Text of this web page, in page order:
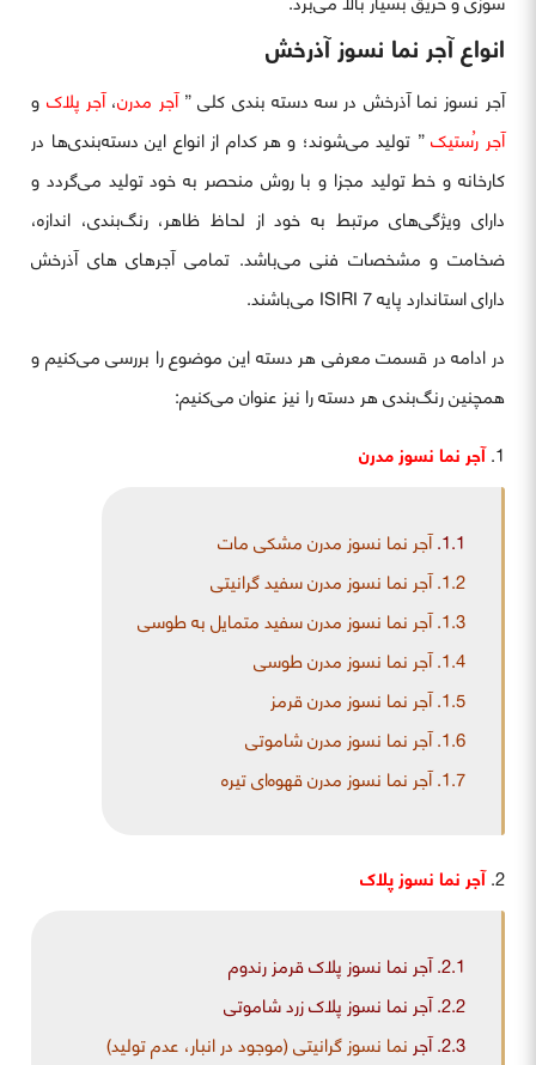
انواع آجر نما نسوز آذرخش
آجر نسوز نما آذرخش در سه دسته بندی کلی ”آجر مدرن،آجر پلاکو
آجر رُستیک” تولید می‌شوند؛ و هر کدام از انواع این دسته‌بندی‌ها در
کارخانه‌ و خط تولید مجزا و با روش منحصر به خود تولید می‌گردد و
دارای ویژگی‌های مرتبط به خود از لحاظ ظاهر، رنگ‌بندی، اندازه،
ضخامت و مشخصات فنی می‌باشد. تمامی آجرهای های آذرخش
دارای استاندارد پایه ISIRI 7 می‌باشند.
در ادامه در قسمت معرفی هر دسته این موضوع را بررسی می‌کنیم و
همچنین رنگ‌بندی هر دسته را نیز عنوان می‌کنیم:
آجر نما نسوز مدرن
1.1. آجر نما نسوز مدرن مشکی مات
1.2. آجر نما نسوز مدرن سفید گرانیتی
1.3. آجر نما نسوز مدرن سفید متمایل به طوسی
1.4. آجر نما نسوز مدرن طوسی
1.5. آجر نما نسوز مدرن قرمز
1.6. آجر نما نسوز مدرن شاموتی
1.7. آجر نما نسوز مدرن قهوه‌ای تیره
آجر نما نسوز پلاک
2.1. آجر نما نسوز پلاک قرمز رندوم
2.2. آجر نما نسوز پلاک زرد شاموتی
2.3. آجرنما نسوز گرانیتی (موجود در انبار، عدم تولید)